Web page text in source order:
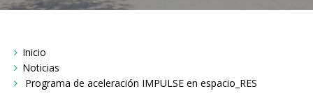
Breadcrumbs
You
are
here:
Inicio
Noticias
Programa de aceleración IMPULSE en espacio_RES